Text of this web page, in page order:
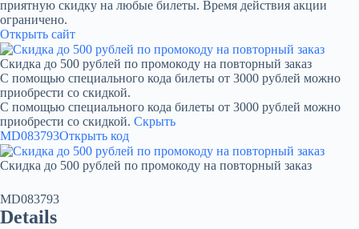
приятную скидку на любые билеты. Время действия акции
ограничено.
Открыть сайт
Скидка до 500 рублей по промокоду на повторный заказ
С помощью специального кода билеты от 3000 рублей можно
приобрести со скидкой.
С помощью специального кода билеты от 3000 рублей можно
приобрести со скидкой. Скрыть
MD083793Открыть код
Скидка до 500 рублей по промокоду на повторный заказ
MD083793
Details